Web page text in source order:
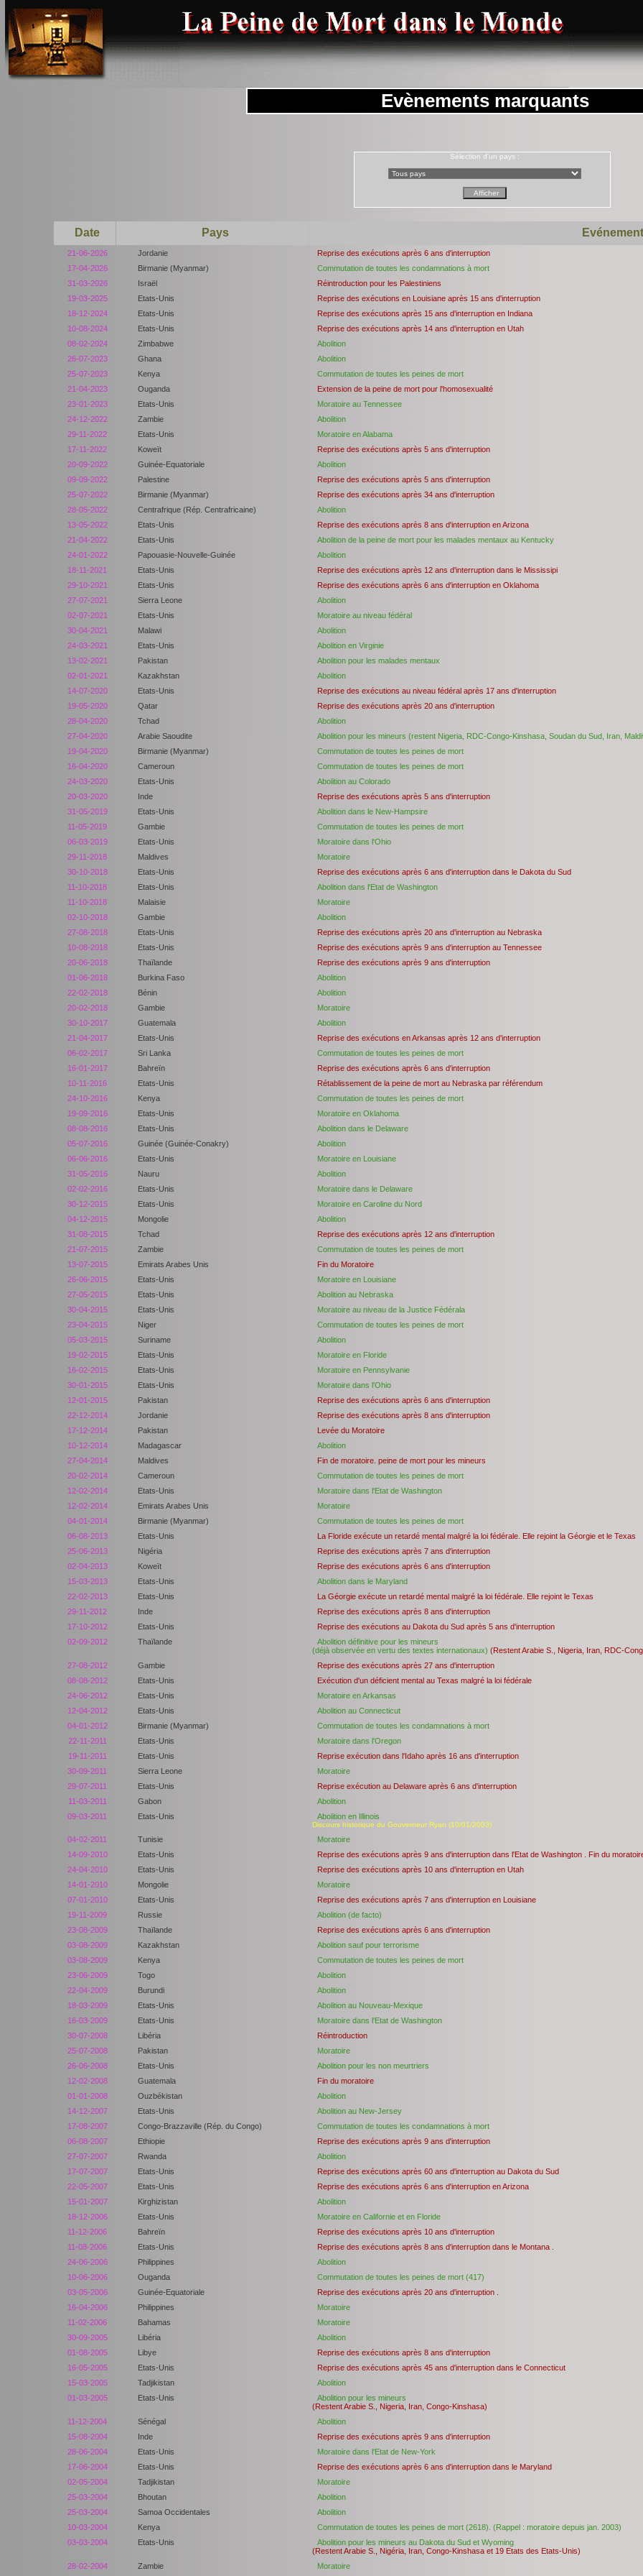
Evènements marquants
Sélection d'un pays :
Date Pays Evénement
21-06-2026 Jordanie
Reprise des exécutions après 6 ans d'interruption
17-04-2026
Birmanie (Myanmar)
Commutation de toutes les condamnations à mort
31-03-2026
Israël
Réintroduction pour les Palestiniens
19-03-2025
Etats-Unis
Reprise des exécutions en Louisiane après 15 ans d'interruption
18-12-2024
Etats-Unis
Reprise des exécutions après 15 ans d'interruption en Indiana
10-08-2024
Etats-Unis
Reprise des exécutions après 14 ans d'interruption en Utah
08-02-2024
Zimbabwe
Abolition
26-07-2023
Ghana
Abolition
25-07-2023
Kenya
Commutation de toutes les peines de mort
21-04-2023
Ouganda
Extension de la peine de mort pour l'homosexualité
23-01-2023
Etats-Unis
Moratoire au Tennessee
24-12-2022
Zambie
Abolition
29-11-2022
Etats-Unis
Moratoire en Alabama
17-11-2022
Koweït
Reprise des exécutions après 5 ans d'interruption
20-09-2022
Guinée-Equatoriale
Abolition
09-09-2022
Palestine
Reprise des exécutions après 5 ans d'interruption
25-07-2022
Birmanie (Myanmar)
Reprise des exécutions après 34 ans d'interruption
28-05-2022
Centrafrique (Rép. Centrafricaine)
Abolition
13-05-2022
Etats-Unis
Reprise des exécutions après 8 ans d'interruption en Arizona
21-04-2022
Etats-Unis
Abolition de la peine de mort pour les malades mentaux au Kentucky
24-01-2022
Papouasie-Nouvelle-Guinée
Abolition
18-11-2021
Etats-Unis
Reprise des exécutions après 12 ans d'interruption dans le Mississipi
29-10-2021
Etats-Unis
Reprise des exécutions après 6 ans d'interruption en Oklahoma
27-07-2021
Sierra Leone
Abolition
02-07-2021
Etats-Unis Moratoire au niveau fédéral
30-04-2021 Malawi
Abolition
24-03-2021
Etats-Unis
Abolition en Virginie
13-02-2021
Pakistan
Abolition pour les malades mentaux
02-01-2021
Kazakhstan
Abolition
14-07-2020
Etats-Unis
Reprise des exécutions au niveau fédéral après 17 ans d'interruption
19-05-2020
Qatar
Reprise des exécutions après 20 ans d'interruption
28-04-2020
Tchad
Abolition
27-04-2020
Arabie Saoudite
Abolition pour les mineurs (restent Nigeria, RDC-Congo-Kinshasa, Soudan du Sud, Iran,
19-04-2020
Birmanie (Myanmar)
Commutation de toutes les peines de mort
16-04-2020
Cameroun
Commutation de toutes les peines de mort
24-03-2020
Etats-Unis
Abolition au Colorado
20-03-2020
Inde
Reprise des exécutions après 5 ans d'interruption
31-05-2019
Etats-Unis
Abolition dans le New-Hampsire
11-05-2019
Gambie
Commutation de toutes les peines de mort
06-03-2019
Etats-Unis
Moratoire dans l'Ohio
29-11-2018
Maldives Moratoire
30-10-2018 Etats-Unis
Reprise des exécutions après 6 ans d'interruption dans le Dakota du Sud
11-10-2018
Etats-Unis
Abolition dans l'Etat de Washington
11-10-2018
Malaisie
Moratoire
02-10-2018
Gambie
Abolition
27-08-2018
Etats-Unis
Reprise des exécutions après 20 ans d'interruption au Nebraska
10-08-2018
Etats-Unis
Reprise des exécutions après 9 ans d'interruption au Tennessee
20-06-2018
Thaïlande
Reprise des exécutions après 9 ans d'interruption
01-06-2018
Burkina Faso Abolition
22-02-2018 Bénin
Abolition
20-02-2018
Gambie Moratoire
30-10-2017 Guatemala
Abolition
21-04-2017
Etats-Unis
Reprise des exécutions en Arkansas après 12 ans d'interruption
06-02-2017
Sri Lanka
Commutation de toutes les peines de mort
16-01-2017
Bahreïn
Reprise des exécutions après 6 ans d'interruption
10-11-2016
Etats-Unis Rétablissement de la peine de mort au Nebraska par référendum
24-10-2016 Kenya
Commutation de toutes les peines de mort
19-09-2016
Etats-Unis Moratoire en Oklahoma
08-08-2016 Etats-Unis
Abolition dans le Delaware
05-07-2016
Guinée (Guinée-Conakry) Abolition
06-06-2016 Etats-Unis Moratoire en Louisiane
31-05-2016 Nauru
Abolition
02-02-2016
Etats-Unis
Moratoire dans le Delaware
30-12-2015
Etats-Unis Moratoire en Caroline du Nord
04-12-2015 Mongolie Abolition
31-08-2015 Tchad
Reprise des exécutions après 12 ans d'interruption
21-07-2015
Zambie Commutation de toutes les peines de mort
13-07-2015 Emirats Arabes Unis
Fin du Moratoire
26-06-2015
Etats-Unis
Moratoire en Louisiane
27-05-2015
Etats-Unis Abolition au Nebraska
30-04-2015 Etats-Unis Moratoire au niveau de la Justice Fédérala
23-04-2015 Niger
Commutation de toutes les peines de mort
05-03-2015
Suriname Abolition
19-02-2015 Etats-Unis
Moratoire en Floride
16-02-2015
Etats-Unis Moratoire en Pennsylvanie
30-01-2015 Etats-Unis Moratoire dans l'Ohio
12-01-2015 Pakistan
Reprise des exécutions après 6 ans d'interruption
22-12-2014
Jordanie Reprise des exécutions après 8 ans d'interruption
17-12-2014 Pakistan Levée du Moratoire
10-12-2014 Madagascar Abolition
27-04-2014 Maldives
Fin de moratoire. peine de mort pour les mineurs
20-02-2014
Cameroun
Commutation de toutes les peines de mort
12-02-2014
Etats-Unis Moratoire dans l'Etat de Washington
12-02-2014 Emirats Arabes Unis
Moratoire
04-01-2014
Birmanie (Myanmar) Commutation de toutes les peines de mort
06-08-2013 Etats-Unis La Floride exécute un retardé mental malgré la loi fédérale. Elle rejoint la Géorgie et le Texas
25-06-2013 Nigéria Reprise des exécutions après 7 ans d'interruption
02-04-2013 Koweït Reprise des exécutions après 6 ans d'interruption
15-03-2013 Etats-Unis Abolition dans le Maryland
22-02-2013 Etats-Unis La Géorgie exécute un retardé mental malgré la loi fédérale. Elle rejoint le Texas
29-11-2012 Inde Reprise des exécutions après 8 ans d'interruption
17-10-2012 Etats-Unis Reprise des exécutions au Dakota du Sud après 5 ans d'interruption
02-09-2012 Thaïlande
Abolition définitive pour les mineurs
(déjà observée en vertu des textes internationaux) (Restent Arabie S., Nigeria, Iran, RDC-
27-08-2012 Gambie Reprise des exécutions après 27 ans d'interruption
08-08-2012 Etats-Unis Exécution d'un déficient mental au Texas malgré la loi fédérale
24-06-2012 Etats-Unis Moratoire en Arkansas
12-04-2012 Etats-Unis Abolition au Connecticut
04-01-2012 Birmanie (Myanmar)
Commutation de toutes les condamnations à mort
22-11-2011
Etats-Unis Moratoire dans l'Oregon
19-11-2011 Etats-Unis
Reprise exécution dans l'Idaho après 16 ans d'interruption
30-09-2011
Sierra Leone
Moratoire
29-07-2011
Etats-Unis
Reprise exécution au Delaware après 6 ans d'interruption
11-03-2011
Gabon
Abolition
09-03-2011
Etats-Unis Abolition en Illinois
Discours historique du Gouverneur Ryan (10/01/2003)
04-02-2011 Tunisie
Moratoire
14-09-2010
Etats-Unis Reprise des exécutions après 9 ans d'interruption dans l'Etat de Washington . Fin du
24-04-2010 Etats-Unis
Reprise des exécutions après 10 ans d'interruption en Utah
14-01-2010
Mongolie
Moratoire
07-01-2010
Etats-Unis
Reprise des exécutions après 7 ans d'interruption en Louisiane
19-11-2009
Russie Abolition (de facto)
23-08-2009 Thaïlande
Reprise des exécutions après 6 ans d'interruption
03-08-2009
Kazakhstan
Abolition sauf pour terrorisme
03-08-2009
Kenya Commutation de toutes les peines de mort
23-06-2009 Togo Abolition
22-04-2009 Burundi
Abolition
18-03-2009
Etats-Unis Abolition au Nouveau-Mexique
16-03-2009 Etats-Unis
Moratoire dans l'Etat de Washington
30-07-2008
Libéria Réintroduction
25-07-2008 Pakistan
Moratoire
26-06-2008
Etats-Unis Abolition pour les non meurtriers
12-02-2008 Guatemala Fin du moratoire
01-01-2008 Ouzbékistan
Abolition
14-12-2007
Etats-Unis Abolition au New-Jersey
17-08-2007 Congo-Brazzaville (Rép. du Congo)
Commutation de toutes les condamnations à mort
06-08-2007
Ethiopie
Reprise des exécutions après 9 ans d'interruption
27-07-2007
Rwanda Abolition
17-07-2007 Etats-Unis Reprise des exécutions après 60 ans d'interruption au Dakota du Sud
22-05-2007 Etats-Unis
Reprise des exécutions après 6 ans d'interruption en Arizona
15-01-2007
Kirghizistan
Abolition
18-12-2006
Etats-Unis Moratoire en Californie et en Floride
11-12-2006 Bahreïn
Reprise des exécutions après 10 ans d'interruption
11-08-2006
Etats-Unis
Reprise des exécutions après 8 ans d'interruption dans le Montana .
24-06-2006
Philippines Abolition
10-06-2006 Ouganda
Commutation de toutes les peines de mort (417)
03-05-2006
Guinée-Equatoriale Reprise des exécutions après 20 ans d'interruption .
16-04-2006 Philippines
Moratoire
11-02-2006
Bahamas
Moratoire
30-09-2005
Libéria
Abolition
01-08-2005
Libye
Reprise des exécutions après 8 ans d'interruption
16-05-2005
Etats-Unis Reprise des exécutions après 45 ans d'interruption dans le Connecticut
15-03-2005 Tadjikistan
Abolition
01-03-2005
Etats-Unis
Abolition pour les mineurs
(Restent Arabie S., Nigeria, Iran, Congo-Kinshasa)
11-12-2004 Sénégal Abolition
15-08-2004 Inde Reprise des exécutions après 9 ans d'interruption
28-06-2004 Etats-Unis Moratoire dans l'Etat de New-York
17-06-2004 Etats-Unis Reprise des exécutions après 6 ans d'interruption dans le Maryland
02-05-2004 Tadjikistan
Moratoire
25-03-2004
Bhoutan Abolition
25-03-2004 Samoa Occidentales Abolition
10-03-2004 Kenya Commutation de toutes les peines de mort (2618). (Rappel : moratoire depuis jan. 2003)
03-03-2004 Etats-Unis
Abolition pour les mineurs au Dakota du Sud et Wyoming
(Restent Arabie S., Nigéria, Iran, Congo-Kinshasa et 19 Etats des Etats-Unis)
28-02-2004 Zambie Moratoire